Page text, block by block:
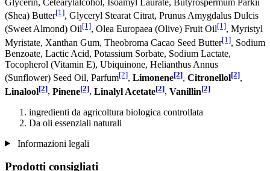
Glycerin, Cetearylalcohol, Isoamyl Laurate, Butyrospermum Parkii
(Shea) Butter[1], Glyceryl Stearat Citrat, Prunus Amygdalus Dulcis
(Sweet Almond) Oil[1], Olea Europaea (Olive) Fruit Oil[1], Myristyl
Myristate, Xanthan Gum, Theobroma Cacao Seed Butter[1], Sodium
Benzoate, Lactic Acid, Potassium Sorbate, Sodium Lactate,
Tocopherol (Vitamin E), Ubiquinone, Helianthus Annus
(Sunflower) Seed Oil, Parfum[2], Limonene[2], Citronellol[2],
Linalool[2], Pinene[2], Linalyl Acetate[2], Vanillin[2]
ingredienti da agricoltura biologica controllata
Da oli essenziali naturali
Informazioni legali
Prodotti consigliati